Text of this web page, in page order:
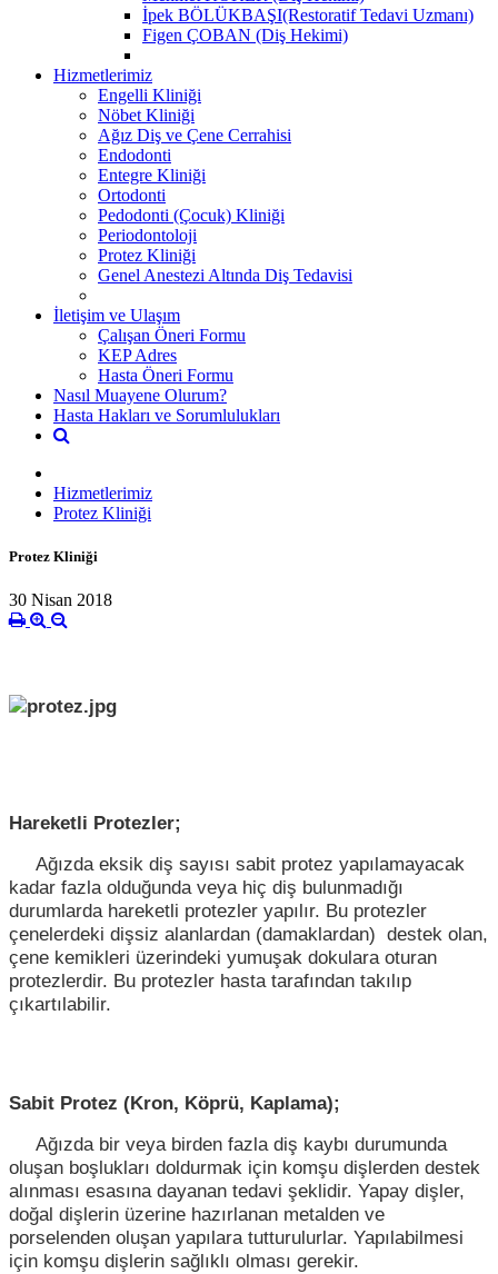
İpek BÖLÜKBAŞI(Restoratif Tedavi Uzmanı)
Figen ÇOBAN (Diş Hekimi)
Hizmetlerimiz
Engelli Kliniği
Nöbet Kliniği
Ağız Diş ve Çene Cerrahisi
Endodonti
Entegre Kliniği
Ortodonti
Pedodonti (Çocuk) Kliniği
Periodontoloji
Protez Kliniği
Genel Anestezi Altında Diş Tedavisi
İletişim ve Ulaşım
Çalışan Öneri Formu
KEP Adres
Hasta Öneri Formu
Nasıl Muayene Olurum?
Hasta Hakları ve Sorumlulukları
Hizmetlerimiz
Protez Kliniği
Protez Kliniği
30 Nisan 2018
Hareketli Protezler;
Ağızda eksik diş sayısı sabit protez yapılamayacak
kadar fazla olduğunda veya hiç diş bulunmadığı
durumlarda hareketli protezler yapılır. Bu protezler
çenelerdeki dişsiz alanlardan (damaklardan) destek olan,
çene kemikleri üzerindeki yumuşak dokulara oturan
protezlerdir. Bu protezler hasta tarafından takılıp
çıkartılabilir.
Sabit Protez (Kron, Köprü, Kaplama);
Ağızda bir veya birden fazla diş kaybı durumunda
oluşan boşlukları doldurmak için komşu dişlerden destek
alınması esasına dayanan tedavi şeklidir. Yapay dişler,
doğal dişlerin üzerine hazırlanan metalden ve
porselenden oluşan yapılara tutturulurlar. Yapılabilmesi
için komşu dişlerin sağlıklı olması gerekir.